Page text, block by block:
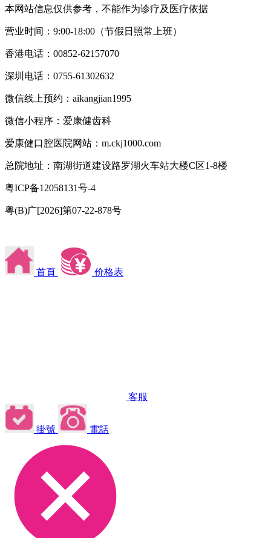
本网站信息仅供参考，不能作为诊疗及医疗依据
营业时间：9:00-18:00（节假日照常上班）
香港电话：00852-62157070
深圳电话：0755-61302632
微信线上预约：aikangjian1995
微信小程序：爱康健齿科
爱康健口腔医院网站：m.ckj1000.com
总院地址：南湖街道建设路罗湖火车站大楼C区1-8楼
粤ICP备12058131号-4
粤(B)广[2026]第07-22-878号
首頁 价格表
客服
掛號 電話